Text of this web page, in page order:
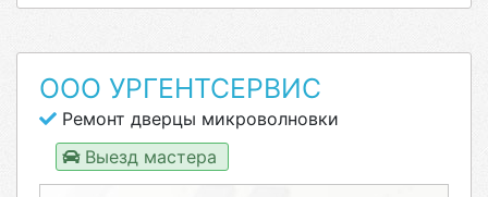
ООО УРГЕНТСЕРВИС
Ремонт дверцы микроволновки
Выезд мастера